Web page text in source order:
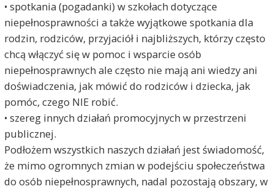
• spotkania (pogadanki) w szkołach dotyczące
niepełnosprawności a także wyjątkowe spotkania dla
rodzin, rodziców, przyjaciół i najbliższych, którzy często
chcą włączyć się w pomoc i wsparcie osób
niepełnosprawnych ale często nie mają ani wiedzy ani
doświadczenia, jak mówić do rodziców i dziecka, jak
pomóc, czego NIE robić.
• szereg innych działań promocyjnych w przestrzeni
publicznej.
Podłożem wszystkich naszych działań jest świadomość,
że mimo ogromnych zmian w podejściu społeczeństwa
do osób niepełnosprawnych, nadal pozostają obszary, w